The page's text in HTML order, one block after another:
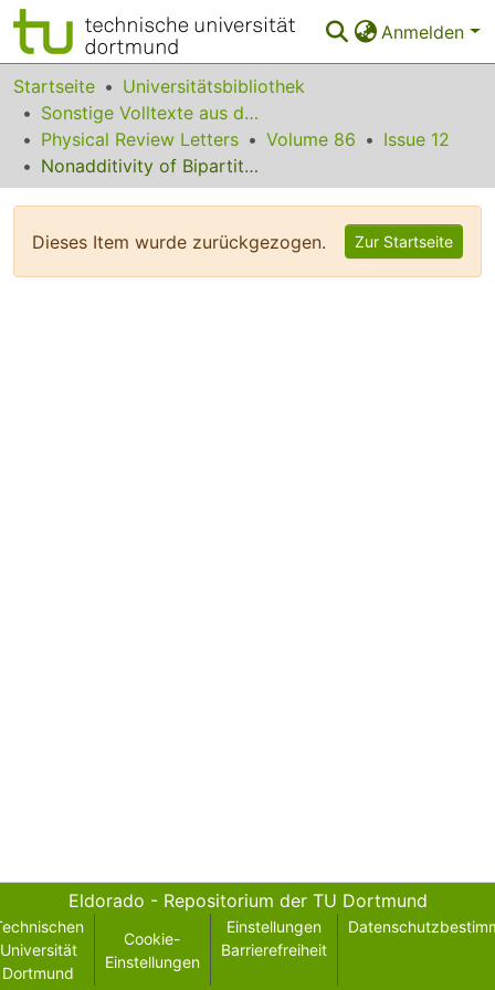
Anmelden
Bereiche & Sammlungen
Das gesamte Repositorium
Statistiken
Startseite
Universitätsbibliothek
Sonstige Volltexte aus dem Bibliotheksangebot
Physical Review Letters
Volume 86
Issue 12
Nonadditivity of Bipartite Distillable Entanglement Follows from a Conjecture on Bound Entangled Werner States
Dieses Item wurde zurückgezogen. Zur Startseite
Eldorado - Repositorium der TU Dortmund
Universität
Dortmund
Cookie-
Einstellungen
Einstellungen
Barrierefreiheit